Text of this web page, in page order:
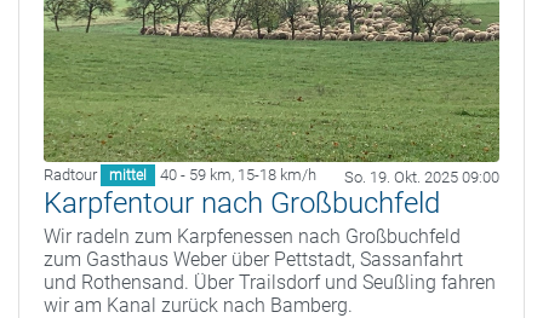
Radtour mittel 40 - 59 km, 15-18 km/h So. 19. Okt. 2025 09:00
Karpfentour nach Großbuchfeld
Wir radeln zum Karpfenessen nach Großbuchfeld
zum Gasthaus Weber über Pettstadt, Sassanfahrt
und Rothensand. Über Trailsdorf und Seußling fahren
wir am Kanal zurück nach Bamberg.